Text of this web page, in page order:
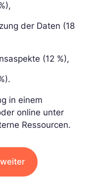
der Daten (18
(12 %),
in einem
online unter
Ressourcen.